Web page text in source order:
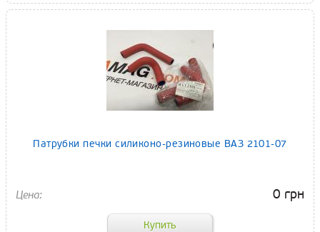
Патрубки печки силиконо-резиновые ВАЗ 2101-07
0 грн